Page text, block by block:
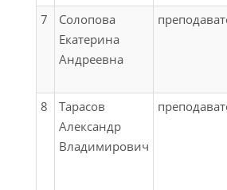
7
Солопова
Екатерина
Андреевна
8
Тарасов
Александр
Владимирович